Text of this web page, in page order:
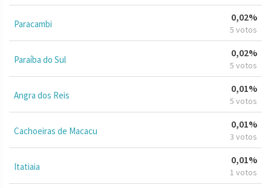
Paracambi
0,02%
5 votos
Paraíba do Sul
0,02%
5 votos
Angra dos Reis
0,01%
5 votos
Cachoeiras de Macacu
0,01%
3 votos
Itatiaia
0,01%
1 votos